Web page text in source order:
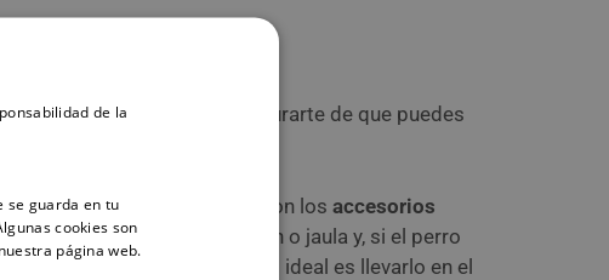
de hacerlo, debes asegurarte de que puedes
deben ser transportadas con los accesorios
optar por un transportín o jaula y, si el perro
Si tu perro es grande, lo ideal es llevarlo en el
de la
se guarda en tu
cookies son
página web.